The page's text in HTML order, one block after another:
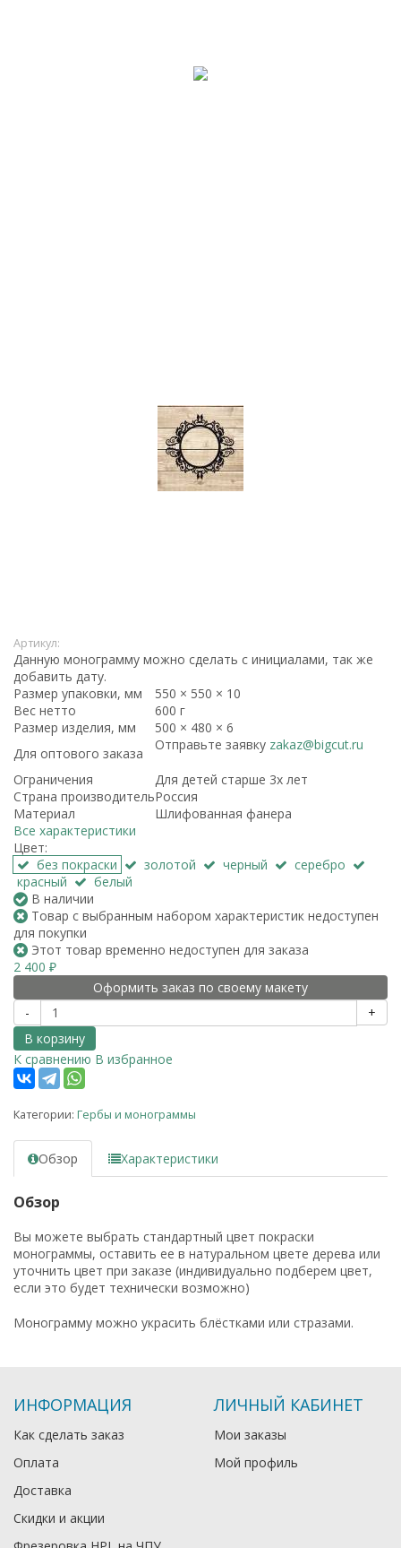
Артикул:
Данную монограмму можно сделать с инициалами, так же
добавить дату.
Размер упаковки, мм
550 × 550 × 10
Вес нетто
600 г
Размер изделия, мм
500 × 480 × 6
Для оптового заказа
Отправьте заявку zakaz@bigcut.ru
Ограничения
Для детей старше 3х лет
Страна производительРоссия
Материал
Шлифованная фанера
Все характеристики
Цвет:
без покраски
золотой черный
серебро
красный
белый
В наличии
Товар с выбранным набором характеристик недоступен
для покупки
Этот товар временно недоступен для заказа
2 400 ₽
Оформить заказ по своему макету
-
+
В корзину
К сравнению В избранное
Категории: Гербы и монограммы
Обзор Характеристики
Обзор
Вы можете выбрать стандартный цвет покраски
монограммы, оставить ее в натуральном цвете дерева или
уточнить цвет при заказе (индивидуально подберем цвет,
если это будет технически возможно)
Монограмму можно украсить блёстками или стразами.
ИНФОРМАЦИЯ
Как сделать заказ
Оплата
Доставка
Скидки и акции
ЛИЧНЫЙ КАБИНЕТ
Мои заказы
Мой профиль